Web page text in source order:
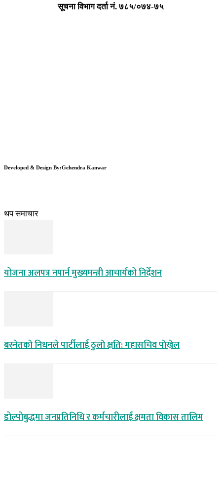
सूचना विभाग दर्ता न‌ं. ७८५/०७४-७५
Developed & Design By:Gehendra Kanwar
थप समाचार
योजना अलपत्र नपार्न मुख्यमन्त्री आचार्यको निर्देशन
बस्नेतकाे निधनले पार्टीलाई ठुलाे क्षति: महासचिव पाेख्रेल
डोल्पोबुद्धमा जनप्रतिनिधि र कर्मचारीलाई क्षमता विकास तालिम